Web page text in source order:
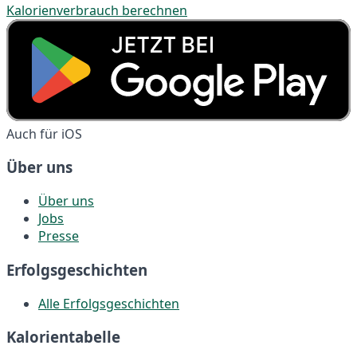
Kalorienverbrauch berechnen
Auch für iOS
Über uns
Über uns
Jobs
Presse
Erfolgsgeschichten
Alle Erfolgsgeschichten
Kalorientabelle